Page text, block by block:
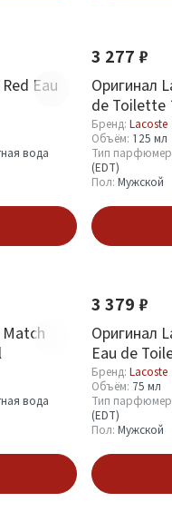
Eau
вода
3 277 ₽
Оригинал
de Toilette
Бренд: Lacoste
Объём: 125 мл
Тип
(EDT)
Пол: Мужской
вода
3 379 ₽
Оригинал
Eau de
Бренд: Lacoste
Объём: 75 мл
Тип
(EDT)
Пол: Мужской